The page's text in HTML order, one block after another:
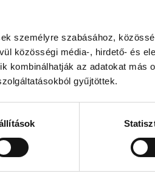
személyre szabásához,
közösségi média-, hirdető- és
kombinálhatják az adatokat más
gyűjtöttek.